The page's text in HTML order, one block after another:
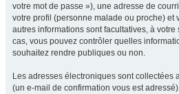
votre mot de passe »), une adresse de
votre profil (personne malade ou proche) et
autres informations sont facultatives, à
cas, vous pouvez contrôler quelles
souhaitez rendre publiques ou non.
Les adresses électroniques sont collectées
(un e-mail de confirmation vous est